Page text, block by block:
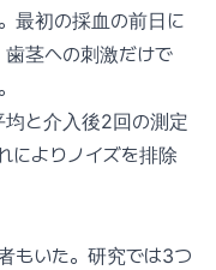
最初の採血の前日に
歯茎への刺激だけで
均と介入後2回の測定
によりノイズを排除
もいた。研究では3つ